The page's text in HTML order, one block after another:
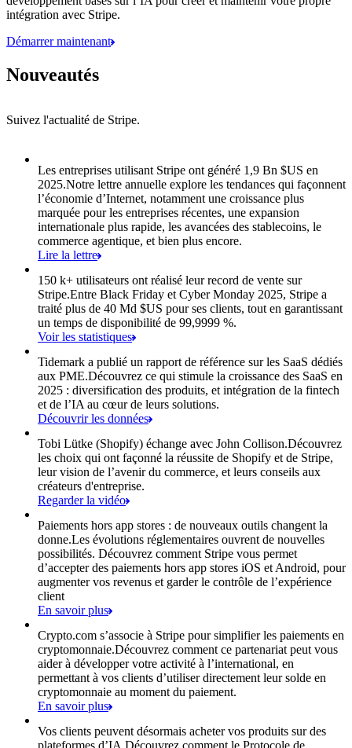
intégration avec Stripe.
Démarrer maintenant
Nouveautés
Suivez l'actualité de Stripe.
Les entreprises utilisant Stripe ont généré 1,9 Bn $US en
2025.Notre lettre annuelle explore les tendances qui façonnent
l’économie d’Internet, notamment une croissance plus
marquée pour les entreprises récentes, une expansion
internationale plus rapide, les avancées des stablecoins, le
commerce agentique, et bien plus encore.
Lire la lettre
150 k+ utilisateurs ont réalisé leur record de vente sur
Stripe.Entre Black Friday et Cyber Monday 2025, Stripe a
traité plus de 40 Md $US pour ses clients, tout en garantissant
un temps de disponibilité de 99,9999 %.
Voir les statistiques
Tidemark a publié un rapport de référence sur les SaaS dédiés
aux PME.Découvrez ce qui stimule la croissance des SaaS en
2025 : diversification des produits, et intégration de la fintech
et de l’IA au cœur de leurs solutions.
Découvrir les données
Tobi Lütke (Shopify) échange avec John Collison.Découvrez
les choix qui ont façonné la réussite de Shopify et de Stripe,
leur vision de l’avenir du commerce, et leurs conseils aux
créateurs d'entreprise.
Regarder la vidéo
Paiements hors app stores : de nouveaux outils changent la
donne.Les évolutions réglementaires ouvrent de nouvelles
possibilités. Découvrez comment Stripe vous permet
d’accepter des paiements hors app stores iOS et Android, pour
augmenter vos revenus et garder le contrôle de l’expérience
client
En savoir plus
Crypto.com s’associe à Stripe pour simplifier les paiements en
cryptomonnaie.Découvrez comment ce partenariat peut vous
aider à développer votre activité à l’international, en
permettant à vos clients d’utiliser directement leur solde en
cryptomonnaie au moment du paiement.
En savoir plus
Vos clients peuvent désormais acheter vos produits sur des